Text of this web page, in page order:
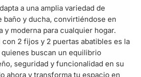
a una amplia variedad de
y ducha, convirtiéndose en
y moderna para cualquier hogar.
con 2 fijos y 2 puertas abatibles es la
buscan un equilibrio
seguridad y funcionalidad en su
ahora y transforma tu espacio en